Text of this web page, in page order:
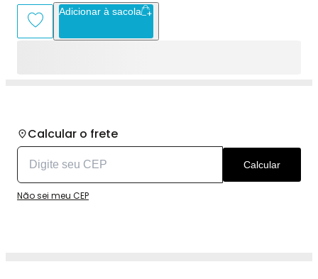
Adicionar à sacola
Calcular o frete
Calcular
Não sei meu CEP